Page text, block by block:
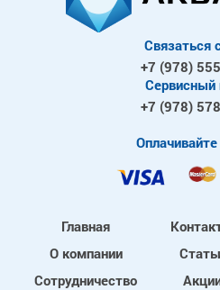
Связаться
+7 (978)
Сервисный
+7 (978)
Главная
О компании
Сотрудничество